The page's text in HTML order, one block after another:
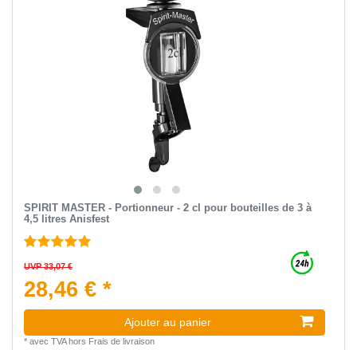
SPIRIT MASTER - Portionneur - 2 cl pour bouteilles de 3 à
4,5 litres Anisfest
UVP 33,07 €
28,46 € *
Ajouter au panier
* avec TVAhors Frais de livraison